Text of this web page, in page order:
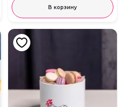
В корзину